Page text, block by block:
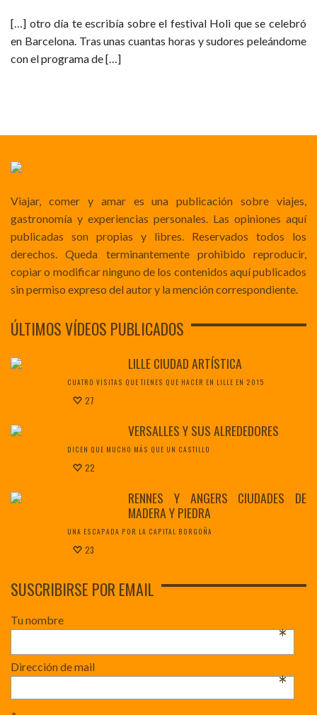
[…] otro día te escribía sobre el festival Holi que se celebró
en Barcelona. Tras unas cuantas horas y sudores peleándome
con el programa de […]
Viajar, comer y amar es una publicación sobre viajes,
gastronomía y experiencias personales. Las opiniones aquí
publicadas son propias y libres. Reservados todos los
derechos. Queda terminantemente prohibido reproducir,
copiar o modificar ninguno de los contenidos aquí publicados
sin permiso expreso del autor y la mención correspondiente.
ÚLTIMOS VÍDEOS PUBLICADOS
LILLE CIUDAD ARTÍSTICA
CUATRO VISITAS QUE TIENES QUE HACER EN LILLE EN 2015
27
VERSALLES Y SUS ALREDEDORES
DICEN QUE MUCHO MÁS QUE UN CASTILLO
22
RENNES Y ANGERS CIUDADES DE
MADERA Y PIEDRA
UNA ESCAPADA POR LA CAPITAL BORGOÑA
23
SUSCRIBIRSE POR EMAIL
Tu nombre
*
Dirección de mail
*